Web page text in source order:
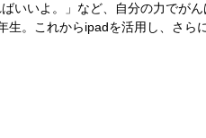
いいよ。」など、自分の力でが
。これからipadを活用し、さら